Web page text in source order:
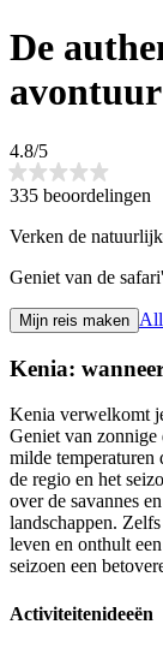
De
avontuur
4.8/5
335 beoordelingen
Verken de
Geniet van de
Mijn reis maken
Kenia:
Kenia verwelkomt
Geniet van zonnige
milde temperaturen
de regio en het
over de savannes
landschappen.
leven en onthult
seizoen een
Activiteitenideeën